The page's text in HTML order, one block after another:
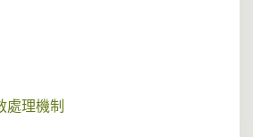
處理機制